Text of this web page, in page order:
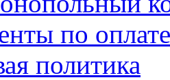
по
политика